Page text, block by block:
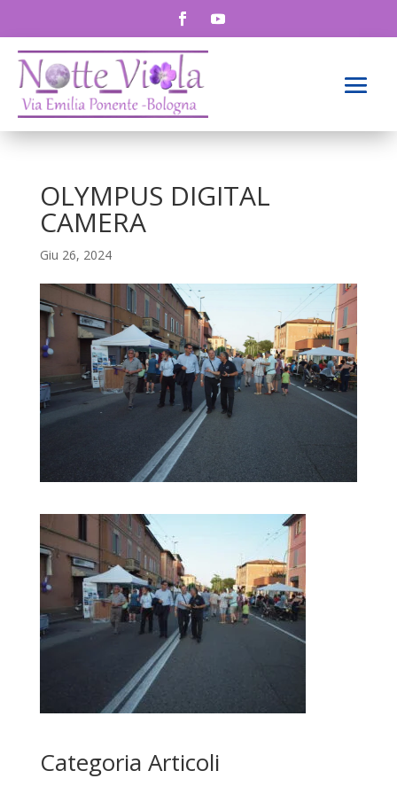
OLYMPUS DIGITAL
CAMERA
Giu 26, 2024
Categoria Articoli